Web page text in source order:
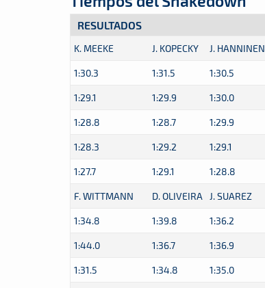
RESULTADOS
K. MEEKE J. KOPECKY J. HANNINEN
1:30.3 1:31.5 1:30.5
1:29.1 1:29.9 1:30.0
1:28.8 1:28.7 1:29.9
1:28.3 1:29.2 1:29.1
1:27.7 1:29.1 1:28.8
F. WITTMANN D. OLIVEIRA J. SUAREZ
1:34.8 1:39.8 1:36.2
1:44.0 1:36.7 1:36.9
1:31.5 1:34.8 1:35.0